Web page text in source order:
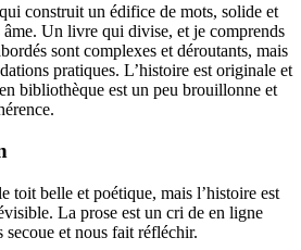
construit un édifice de mots, solide et
âme. Un livre qui divise, et je comprends
sont complexes et déroutants, mais
pratiques. L’histoire est originale et
bibliothèque est un peu brouillonne et
toit belle et poétique, mais l’histoire est
La prose est un cri de en ligne
et nous fait réfléchir.